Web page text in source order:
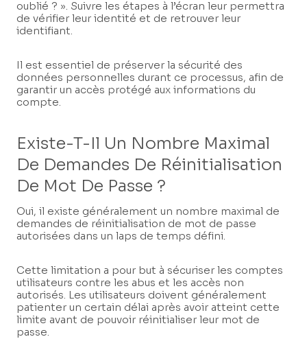
oublié ? ». Suivre les étapes à l’écran leur permettra
de vérifier leur identité et de retrouver leur
identifiant.
Il est essentiel de préserver la sécurité des
données personnelles durant ce processus, afin de
garantir un accès protégé aux informations du
compte.
Existe-T-Il Un Nombre Maximal
De Demandes De Réinitialisation
De Mot De Passe ?
Oui, il existe généralement un nombre maximal de
demandes de réinitialisation de mot de passe
autorisées dans un laps de temps défini.
Cette limitation a pour but à sécuriser les comptes
utilisateurs contre les abus et les accès non
autorisés. Les utilisateurs doivent généralement
patienter un certain délai après avoir atteint cette
limite avant de pouvoir réinitialiser leur mot de
passe.